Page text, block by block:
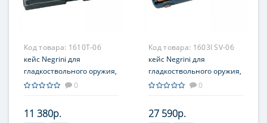
Код товара: 1610T-06
кейс Negrini для
гладкоствольного оружия,
длина стволов до 810 мм,
0
11 380р.
Код товара: 1603I SV-06
кейс Negrini для
гладкоствольного оружия,
длина стволов до 910 мм,
замок
0
27 590р.